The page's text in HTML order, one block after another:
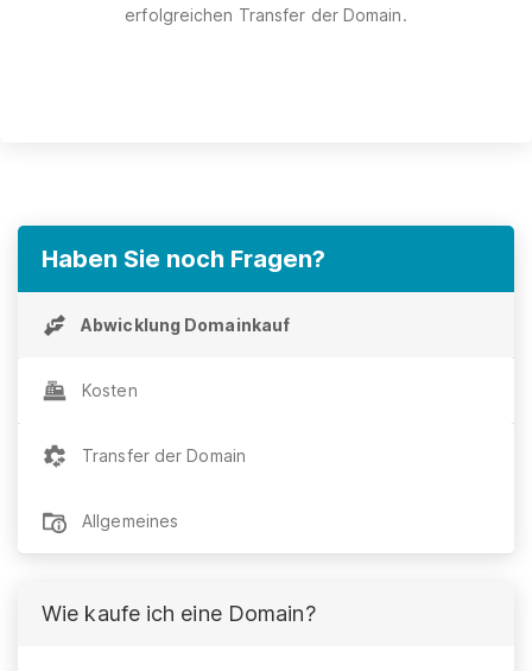
erfolgreichen Transfer der Domain.
Haben Sie noch Fragen?
Abwicklung Domainkauf
Kosten
Transfer der Domain
Allgemeines
Wie kaufe ich eine Domain?